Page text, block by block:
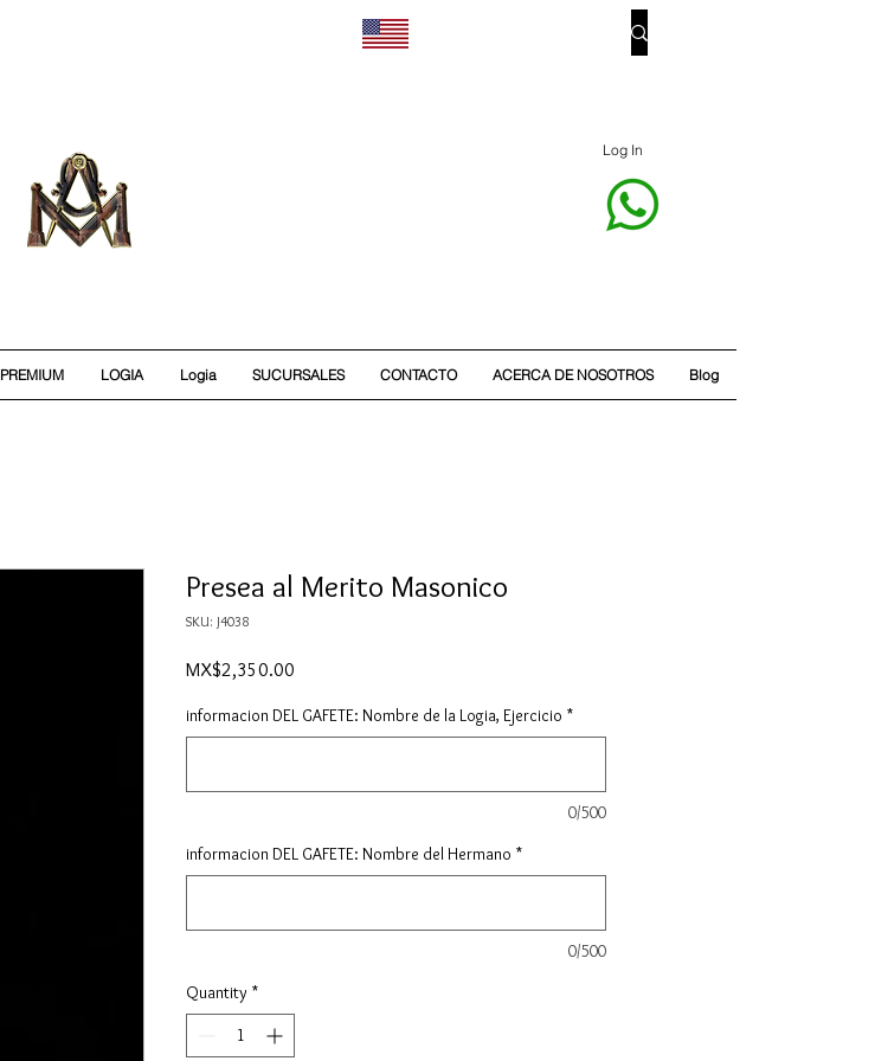
Log In
PREMIUM LOGIA Logia SUCURSALES CONTACTO ACERCA DE NOSOTROS Blog
Presea al Merito Masonico
SKU: J4038
MX$2,350.00
informacion DEL GAFETE: Nombre de la Logia, Ejercicio *
0/500
informacion DEL GAFETE: Nombre del Hermano *
0/500
Quantity *